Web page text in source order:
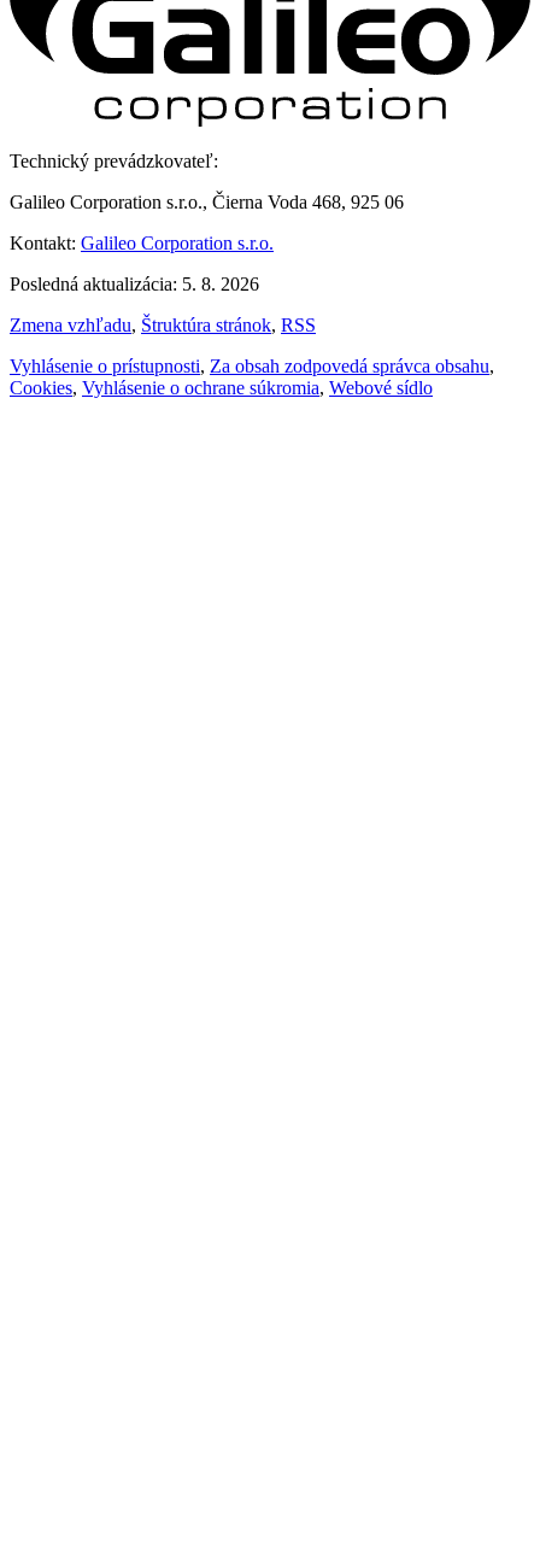
Technický prevádzkovateľ:
Galileo Corporation s.r.o., Čierna Voda 468, 925 06
Kontakt: Galileo Corporation s.r.o.
Posledná aktualizácia: 5. 8. 2026
Zmena vzhľadu, Štruktúra stránok, RSS
Vyhlásenie o prístupnosti, Za obsah zodpovedá správca obsahu,
Cookies, Vyhlásenie o ochrane súkromia, Webové sídlo